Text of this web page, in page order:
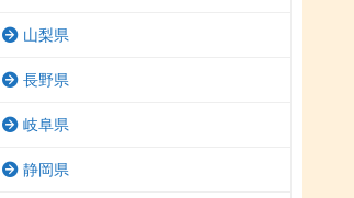
山梨県
長野県
岐阜県
静岡県